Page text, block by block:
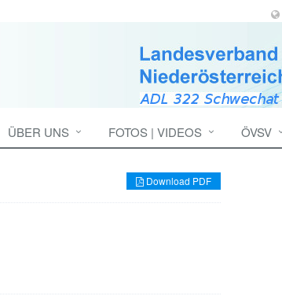
ÜBER UNS FOTOS | VIDEOS ÖVSV
Download PDF